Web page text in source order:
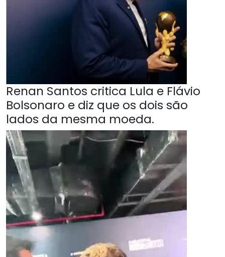
Renan Santos critica Lula e Flávio
Bolsonaro e diz que os dois são
lados da mesma moeda.